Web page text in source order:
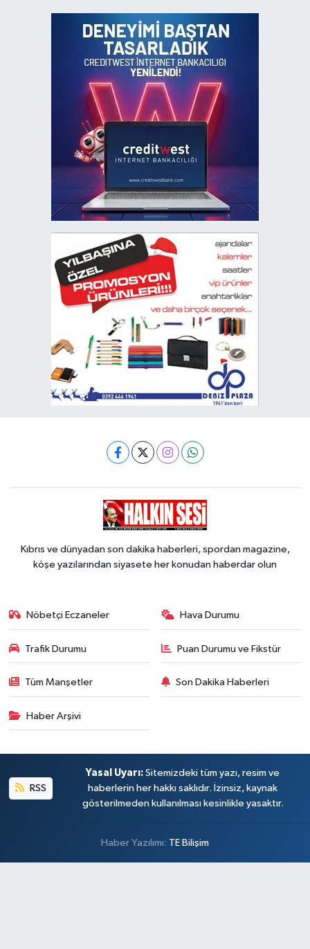
Kıbrıs ve dünyadan son dakika haberleri, spordan magazine,
köşe yazılarından siyasete her konudan haberdar olun
Nöbetçi Eczaneler Hava Durumu
Trafik Durumu Puan Durumu ve Fikstür
Tüm Manşetler Son Dakika Haberleri
Haber Arşivi
RSS
Yasal Uyarı: Sitemizdeki tüm yazı, resim ve
haberlerin her hakkı saklıdır. İzinsiz, kaynak
gösterilmeden kullanılması kesinlikle yasaktır.
Haber Yazılımı: TE Bilişim